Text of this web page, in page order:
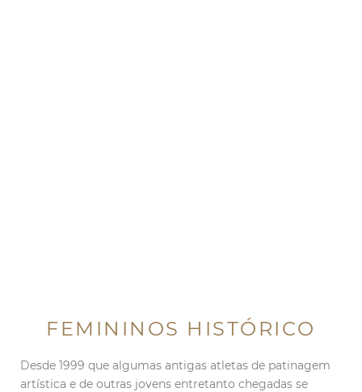
FEMININOS HISTÓRICO
Desde 1999 que algumas antigas atletas de patinagem
artística e de outras jovens entretanto chegadas se